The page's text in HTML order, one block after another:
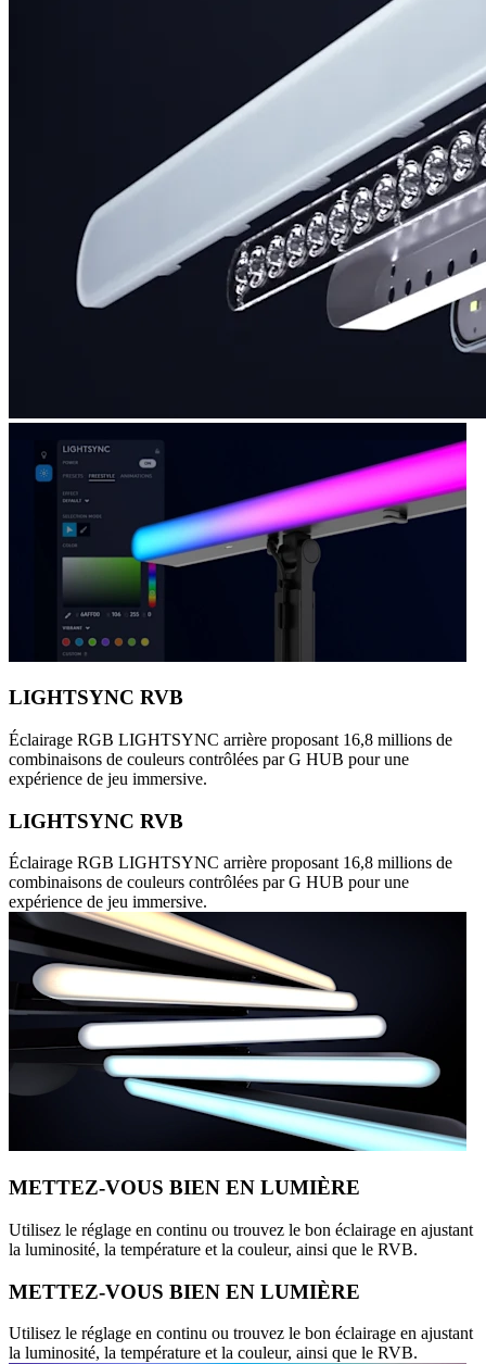
LIGHTSYNC RVB
Éclairage RGB LIGHTSYNC arrière proposant 16,8 millions de
combinaisons de couleurs contrôlées par G HUB pour une
expérience de jeu immersive.
LIGHTSYNC RVB
Éclairage RGB LIGHTSYNC arrière proposant 16,8 millions de
combinaisons de couleurs contrôlées par G HUB pour une
expérience de jeu immersive.
METTEZ-VOUS BIEN EN LUMIÈRE
Utilisez le réglage en continu ou trouvez le bon éclairage en ajustant
la luminosité, la température et la couleur, ainsi que le RVB.
METTEZ-VOUS BIEN EN LUMIÈRE
Utilisez le réglage en continu ou trouvez le bon éclairage en ajustant
la luminosité, la température et la couleur, ainsi que le RVB.